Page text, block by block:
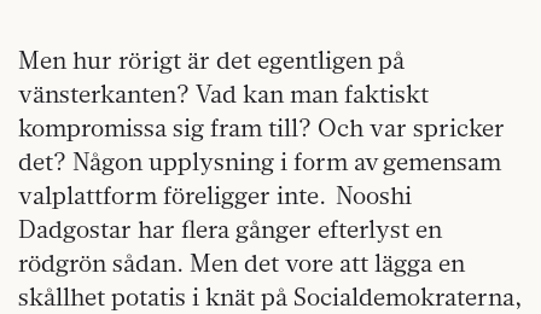
Men hur rörigt är det egentligen på
vänsterkanten? Vad kan man faktiskt
kompromissa sig fram till? Och var spricker
det? Någon upplysning i form av gemensam
valplattform föreligger inte. Nooshi
Dadgostar har flera gånger efterlyst en
rödgrön sådan. Men det vore att lägga en
skållhet potatis i knät på Socialdemokraterna,